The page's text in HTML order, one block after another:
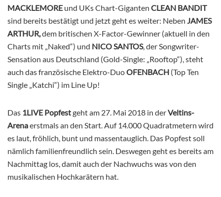
MACKLEMORE und UKs Chart-Giganten CLEAN BANDIT
sind bereits bestätigt und jetzt geht es weiter: Neben JAMES
ARTHUR,dem britischen X-Factor-Gewinner (aktuell in den
Charts mit „Naked“) und NICO SANTOS, der Songwriter-
Sensation aus Deutschland (Gold-Single: „Rooftop“), steht
auch das französische Elektro-DuoOFENBACH (Top Ten
Single „Katchi“) im Line Up!
Das 1LIVE Popfestgeht am 27. Mai 2018 in derVeltins-
Arenaerstmals an den Start. Auf 14.000 Quadratmetern wird
es laut, fröhlich, bunt und massentauglich. Das Popfest soll
nämlich familienfreundlich sein. Deswegen geht es bereits am
Nachmittag los, damit auch der Nachwuchs was von den
musikalischen Hochkarätern hat.